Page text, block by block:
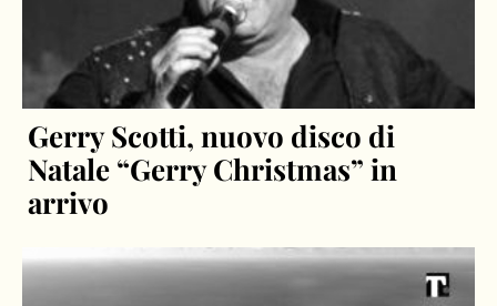
Gerry Scotti, nuovo disco di
Natale “Gerry Christmas” in
arrivo